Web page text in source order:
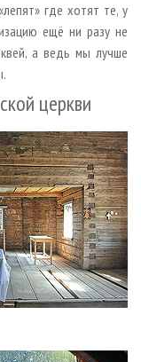
где хотят те, у
ещё ни разу не
а ведь мы лучше
церкви